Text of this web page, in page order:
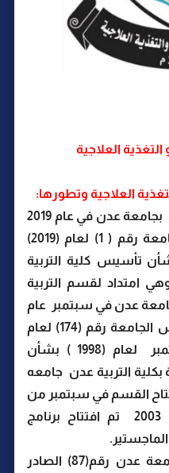
التغذية العلاجية
العلاجية وتطورها:
تأسست كلية التربية الرياضية بجامعة عدن في عام 2019
وذلك بموجب قرار رئيس الجامعة رقم ( 1) لعام (2019)
بتاريخ 3 / 1 / 2019 بشأن تأسيس كلية التربية
امتداد لقسم التربية
عدن في سبتمبر عام
(1998) وذلك بموجب قرار رئيس الجامعة رقم (174) لعام
(1998) الصادر بتاريخ 13 سبتمبر لعام (1998 ) بشأن
التربية عدن جامعه
القسم في سبتمبر من
ذلك العام نفسه، وفي عام 2003 تم افتتاح برنامج
وقد تم صدور قرار رئيس جامعة عدن رقم(87) الصادر